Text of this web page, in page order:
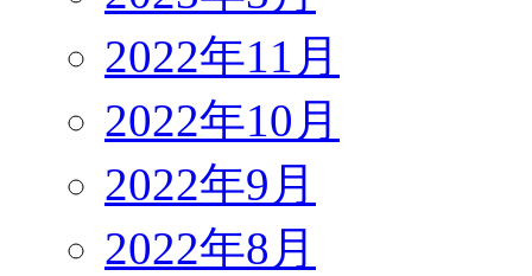
2022年11月
2022年10月
2022年9月
2022年8月